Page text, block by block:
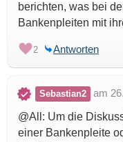
berichten, was bei
Bankenpleiten mit
2 Antworten
Sebastian2
am
@All: Um die
einer Bankenpleite